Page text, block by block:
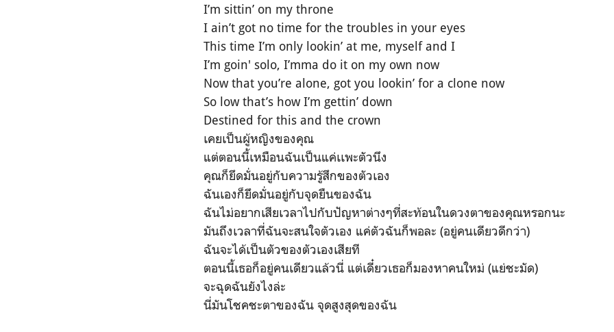
I’m sittin’ on my throne
I ain’t got no time for the troubles in your eyes
This time I’m only lookin’ at me, myself and I
I’m goin' solo, I’mma do it on my own now
Now that you’re alone, got you lookin’ for a clone now
So low that’s how I’m gettin’ down
Destined for this and the crown
เคยเป็นผู้หญิงของคุณ
แต่ตอนนี้เหมือนฉันเป็นแค่เเพะตัวนึง
คุณก็ยึดมั่นอยู่กับความรู้สึกของตัวเอง
ฉันเองก็ยึดมั่นอยู่กับจุดยืนของฉัน
ฉันไม่อยากเสียเวลาไปกับปัญหาต่างๆที่สะท้อนในดวงตาของคุณหรอกนะ
มันถึงเวลาที่ฉันจะสนใจตัวเอง แค่ตัวฉันก็พอละ (อยู่คนเดียวดีกว่า)
ฉันจะได้เป็นตัวของตัวเองเสียที
ตอนนี้เธอก็อยู่คนเดียวแล้วนี่ แต่เดี๋ยวเธอก็มองหาคนใหม่ (แย่ชะมัด)
จะฉุดฉันยังไงล่ะ
นี่มันโชคชะตาของฉัน จุดสูงสุดของฉัน